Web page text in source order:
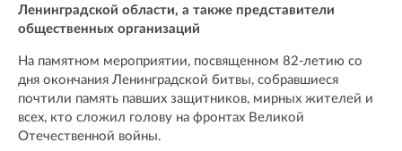
Ленинградской области, а также представители
общественных организаций
На памятном мероприятии, посвященном 82-летию со
дня окончания Ленинградской битвы, собравшиеся
почтили память павших защитников, мирных жителей и
всех, кто сложил голову на фронтах Великой
Отечественной войны.